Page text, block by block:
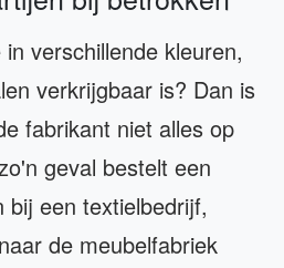
verschillende kleuren,
verkrijgbaar is? Dan is
fabrikant niet alles op
geval bestelt een
een textielbedrijf,
de meubelfabriek